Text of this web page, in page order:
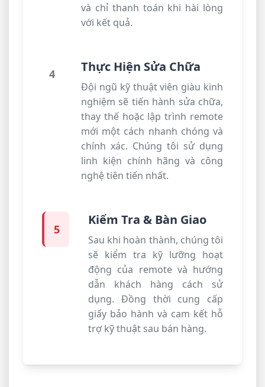
và chỉ thanh toán khi hài lòng
với kết quả.
4 Thực Hiện Sửa Chữa
Đội ngũ kỹ thuật viên giàu kinh
nghiệm sẽ tiến hành sửa chữa,
thay thế hoặc lập trình remote
mới một cách nhanh chóng và
chính xác. Chúng tôi sử dụng
linh kiện chính hãng và công
nghệ tiên tiến nhất.
5
Kiểm Tra & Bàn Giao
Sau khi hoàn thành, chúng tôi
sẽ kiểm tra kỹ lưỡng hoạt
động của remote và hướng
dẫn khách hàng cách sử
dụng. Đồng thời cung cấp
giấy bảo hành và cam kết hỗ
trợ kỹ thuật sau bán hàng.